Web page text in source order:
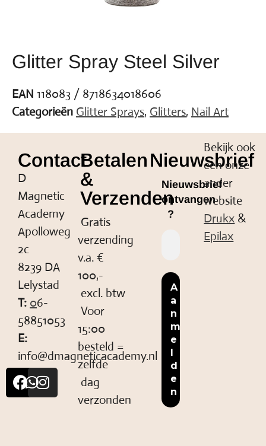
Glitter Spray Steel Silver
EAN 118083 / 8718634018606
Categorieën Glitter Sprays, Glitters, Nail Art
Contact
D
Magnetic
Academy
Apolloweg
2c
8239 DA
Lelystad
T: 06-
58851053
E:
info@dmagneticacademy.nl
Betalen
&
Verzenden
Gratis
verzending
v.a. €
100,-
excl. btw
Voor
15:00
besteld =
zelfde
dag
verzonden
Nieuwsbrief
Nieuwsbrief
ontvangen
?
Bekijk ook
een onze
ander
website
Drukx &
Epilax